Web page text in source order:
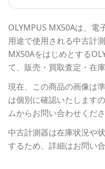
OLYMPUS MX50Aは、電
用途で使用される中古計
MX50Aをはじめとする
て、販売・買取査定・在
現在、この商品の画像は
は個別に確認いたします
ムからお問い合わせくださ
中古計測器は在庫状況や
するため、詳細はお問い